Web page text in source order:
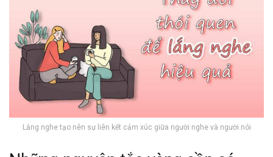
Lắng nghe tạo nên sự liên kết cảm xúc giữa người nghe và người nói